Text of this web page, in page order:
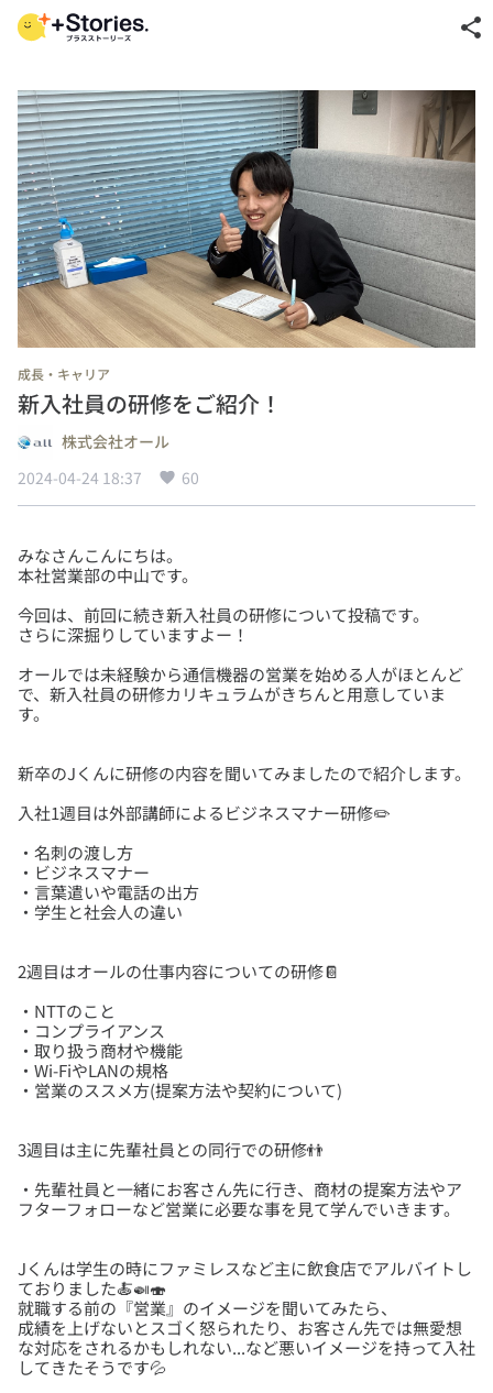
share
成長・キャリア
新入社員の研修をご紹介！
株式会社オール
2024-04-24 18:37
60
みなさんこんにちは。
今回は、前回に続き新入社員の研修について投稿です。
オールでは未経験から通信機器の営業を始める人がほとんど
で、新入社員の研修カリキュラムがきちんと用意していま
・名刺の渡し方
・ビジネスマナー
・言葉遣いや電話の出方
・NTTのこと
・コンプライアンス
・取り扱う商材や機能
・Wi-FiやLANの規格
・先輩社員と一緒にお客さん先に行き、商材の提案方法やア
Jくんは学生の時にファミレスなど主に飲食店でアルバイトし
ておりました🍝🍛🍣
就職する前の『営業』のイメージを聞いてみたら、
成績を上げないとスゴく怒られたり、お客さん先では無愛想
な対応をされるかもしれない...など悪いイメージを持って入社